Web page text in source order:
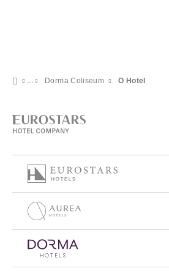
Dorma Coliseum O Hotel